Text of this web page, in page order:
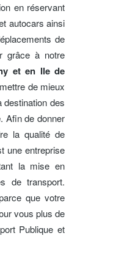
en réservant
autocars ainsi
de
grâce à notre
et en Ile de
de mieux
des
Afin de donner
la qualité de
une entreprise
la mise en
de transport.
que votre
vous plus de
Publique et